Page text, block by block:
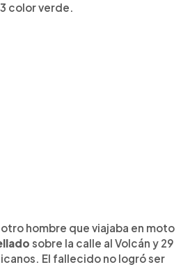
color verde.
hombre que viajaba en moto
sobre la calle al Volcán y 29
El fallecido no logró ser